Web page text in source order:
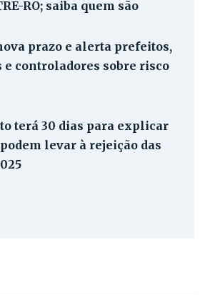
RO; saiba quem são
prazo e alerta prefeitos,
e controladores sobre risco
terá 30 dias para explicar
levar à rejeição das